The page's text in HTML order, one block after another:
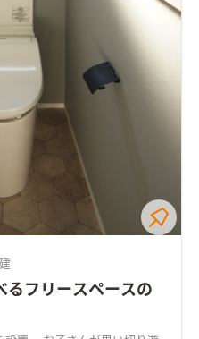
るフリースペースの